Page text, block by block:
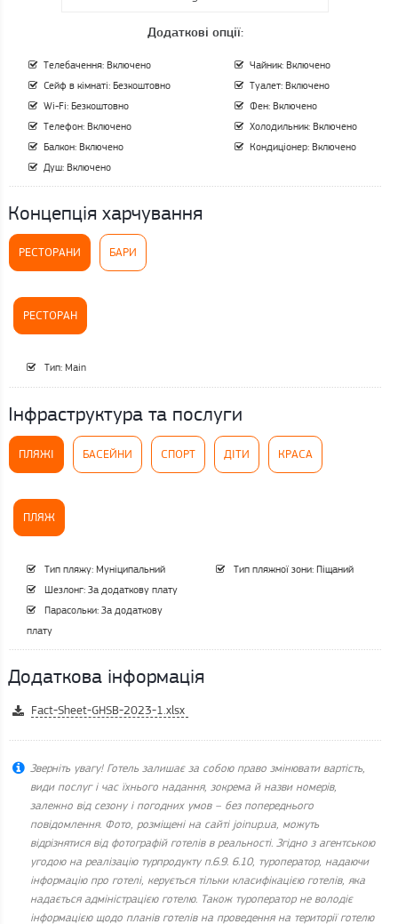
Додаткові опції:
Телебачення: Включено
Сейф в кімнаті: Безкоштовно
Wi-Fi: Безкоштовно
Телефон: Включено
Балкон: Включено
Душ: Включено
Чайник: Включено
Туалет: Включено
Фен: Включено
Холодильник: Включено
Кондиціонер: Включено
Концепція харчування
РЕСТОРАНИ БАРИ
РЕСТОРАН
Тип: Main
Інфраструктура та послуги
ПЛЯЖІ БАСЕЙНИ СПОРТ ДІТИ КРАСА
ПЛЯЖ
Тип пляжу: Муніципальний
Шезлонг: За додаткову плату
Парасольки: За додаткову
плату
Тип пляжної зони: Піщаний
Додаткова інформація
Fact-Sheet-GHSB-2023-1.xlsx
Зверніть увагу! Готель залишає за собою право змінювати вартість,
види послуг і час їхнього надання, зокрема й назви номерів,
залежно від сезону і погодних умов – без попереднього
повідомлення. Фото, розміщені на сайті joinup.ua, можуть
відрізнятися від фотографій готелів в реальності. Згідно з агентською
угодою на реалізацію турпродукту п.6.9. 6.10, туроператор, надаючи
інформацію про готелі, керується тільки класифікацією готелів, яка
надається адміністрацією готелю. Також туроператор не володіє
інформацією щодо планів готелів на проведення на території готелю